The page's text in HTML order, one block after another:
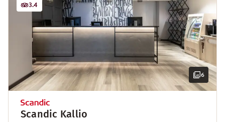
6
3.4
Scandic Kallio